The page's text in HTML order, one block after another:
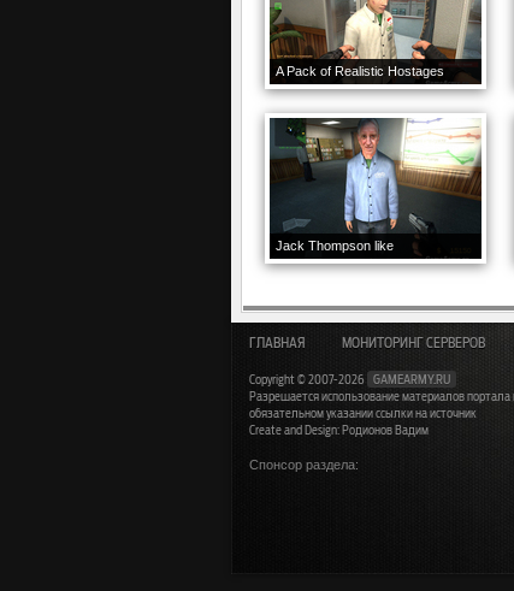
A Pack of Realistic Hostages
Jack Thompson like
ГЛАВНАЯ МОНИТОРИНГ СЕРВЕРОВ
Copyright © 2007-2026
GAMEARMY.RU
Разрешается использование материалов портала
обязательном указании ссылки на источник
Create and Design: Родионов Вадим
Спонсор раздела: